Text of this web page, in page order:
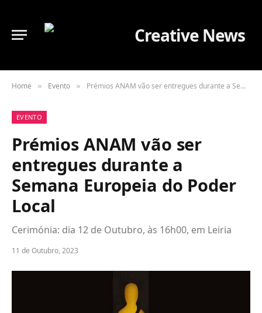
Home » Evento » Prémios ANAM vão ser entregues durante a Semana Europeia do Poder Local
EVENTO
Prémios ANAM vão ser
entregues durante a
Semana Europeia do Poder
Local
Cerimónia: dia 12 de Outubro, às 16h00, em Leiria
11 de Outubro, 2023